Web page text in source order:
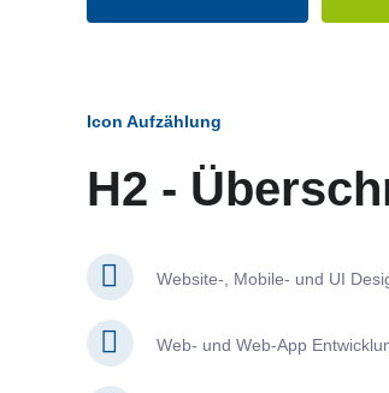
Icon Aufzählung
H2 -
Website-, Mobile- und UI
Web- und Web-App